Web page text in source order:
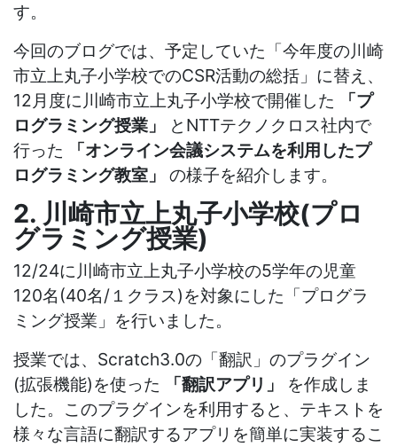
す。
今回のブログでは、予定していた「今年度の川崎
市立上丸子小学校でのCSR活動の総括」に替え、
12月度に川崎市立上丸子小学校で開催した
「プ
ログラミング授業」
とNTTテクノクロス社内で
行った
「オンライン会議システムを利用したプ
ログラミング教室」
の様子を紹介します。
2. 川崎市立上丸子小学校(プロ
グラミング授業)
12/24に川崎市立上丸子小学校の5学年の児童
120名(40名/１クラス)を対象にした「プログラ
ミング授業」を行いました。
授業では、Scratch3.0の「翻訳」のプラグイン
(拡張機能)を使った
「翻訳アプリ」
を作成しま
した。このプラグインを利用すると、テキストを
様々な言語に翻訳するアプリを簡単に実装するこ